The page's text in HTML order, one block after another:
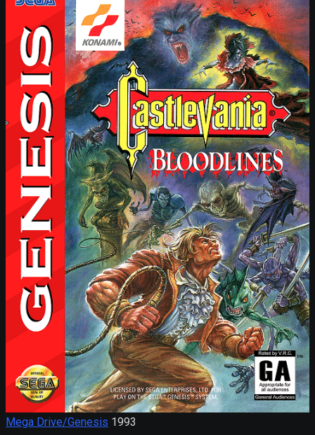
Mega Drive/Genesis 1993